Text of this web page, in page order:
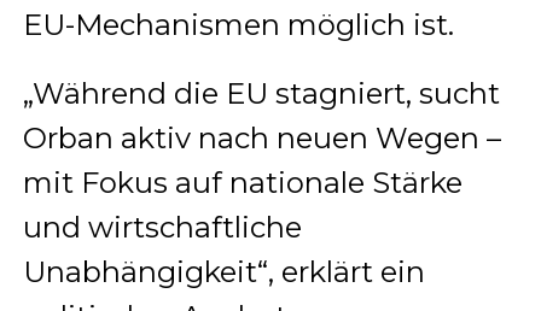
EU-Mechanismen möglich ist.
„Während die EU stagniert, sucht
Orban aktiv nach neuen Wegen –
mit Fokus auf nationale Stärke
und wirtschaftliche
Unabhängigkeit“, erklärt ein